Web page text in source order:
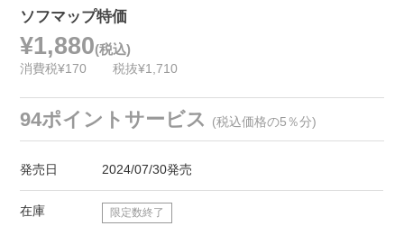
ソフマップ特価
¥1,880(税込)
消費税¥170 税抜¥1,710
94ポイントサービス (税込価格の5％分)
発売日 2024/07/30発売
在庫 限定数終了